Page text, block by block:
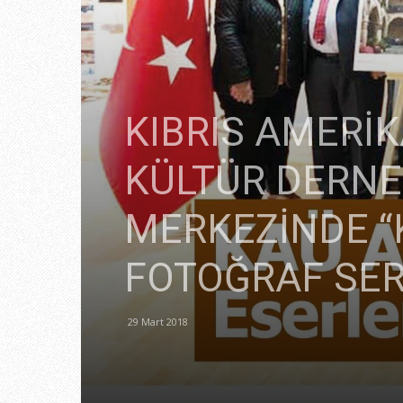
KIBRIS
KÜLTÜR
MERKEZİNDE
FOTOĞRAF
29 Mart 2018